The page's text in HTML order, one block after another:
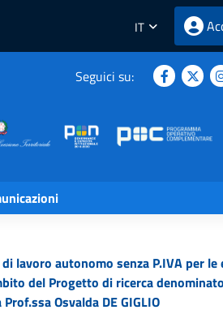
IT
Seguici su:
lavoro autonomo senza P.IVA per le
del Progetto di ricerca
Osvalda DE GIGLIO